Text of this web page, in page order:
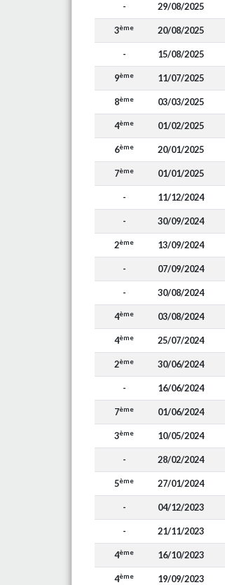
- 29/08/2025
3ème 20/08/2025
- 15/08/2025
9ème 11/07/2025
8ème 03/03/2025
4ème 01/02/2025
6ème 20/01/2025
7ème 01/01/2025
- 11/12/2024
- 30/09/2024
2ème 13/09/2024
- 07/09/2024
- 30/08/2024
4ème 03/08/2024
4ème 25/07/2024
2ème 30/06/2024
- 16/06/2024
7ème 01/06/2024
3ème 10/05/2024
- 28/02/2024
5ème 27/01/2024
- 04/12/2023
- 21/11/2023
4ème 16/10/2023
4ème 19/09/2023